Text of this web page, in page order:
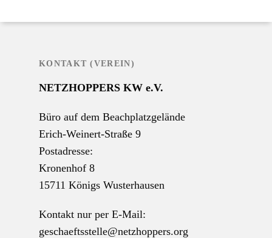
KONTAKT (VEREIN)
NETZHOPPERS KW e.V.
Büro auf dem Beachplatzgelände
Erich-Weinert-Straße 9
Postadresse:
Kronenhof 8
15711 Königs Wusterhausen
Kontakt nur per E-Mail:
geschaeftsstelle@netzhoppers.org